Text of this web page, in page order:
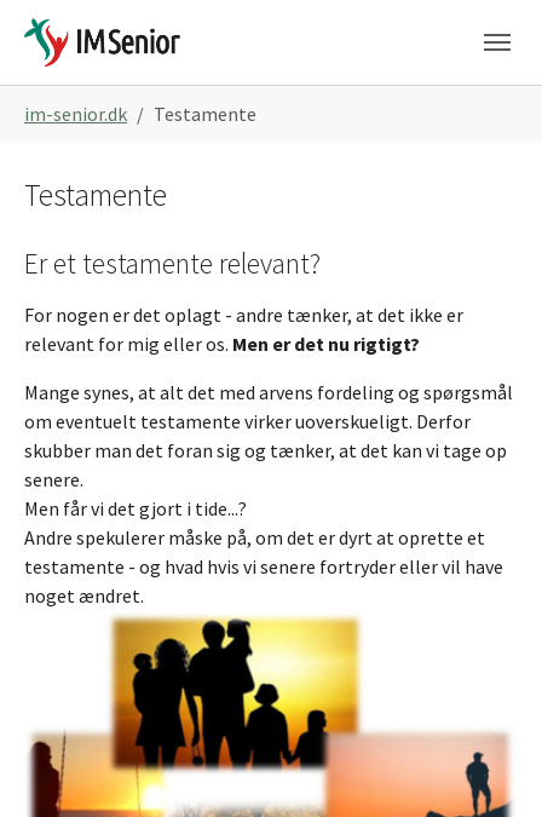
Skip to main navigation
Gå til hoved-indhold
Skip to page footer
im-senior.dk Testamente
Testamente
Er et testamente relevant?
For nogen er det oplagt - andre tænker, at det ikke er
relevant for mig eller os. Men er det nu rigtigt?
Mange synes, at alt det med arvens fordeling og spørgsmål
om eventuelt testamente virker uoverskueligt. Derfor
skubber man det foran sig og tænker, at det kan vi tage op
senere.
Men får vi det gjort i tide...?
Andre spekulerer måske på, om det er dyrt at oprette et
testamente - og hvad hvis vi senere fortryder eller vil have
noget ændret.